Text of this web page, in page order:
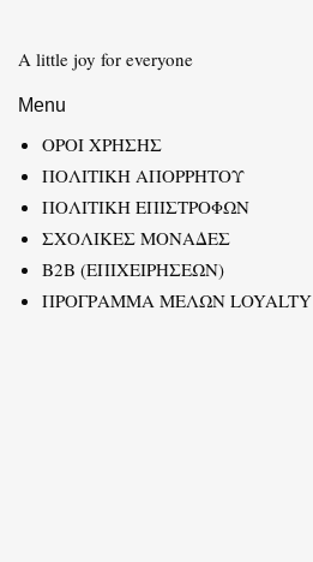
A little joy for everyone
Menu
ΟΡΟΙ ΧΡΗΣΗΣ
ΠΟΛΙΤΙΚΗ ΑΠΟΡΡΗΤΟΥ
ΠΟΛΙΤΙΚΗ ΕΠΙΣΤΡΟΦΩΝ
ΣΧΟΛΙΚΕΣ ΜΟΝΑΔΕΣ
B2B (ΕΠΙΧΕΙΡΗΣΕΩΝ)
ΠΡΟΓΡΑΜΜΑ ΜΕΛΩΝ LOYALTY